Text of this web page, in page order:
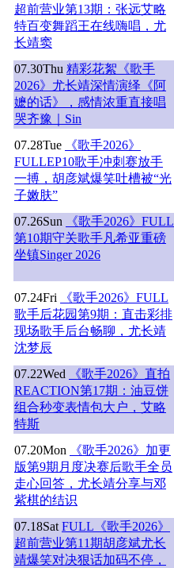
超前营业第13期：张远艾略
特百变舞蹈王在线嗨唱，尤
长靖窦
07.30Thu 精彩花絮《歌手
2026》尤长靖深情演绎《阿
嬷的话》，感情浓重直接唱
哭齐豫｜Sin
07.28Tue
《歌手2026》
FULLEP10歌手冲刺赛放手
一搏，胡彦斌爆笑吐槽被“光
子嫩肤”
07.26Sun
《歌手2026》FULL
第10期守关歌手凡希亚重磅
坐镇Singer 2026
07.24Fri
《歌手2026》FULL
歌手后花园第9期：直击彩排
现场歌手后台畅聊，尤长靖
沈梦辰
07.22Wed
《歌手2026》直拍
REACTION第17期：油豆饼
组合秒变表情包大户，艾略
特斯
07.20Mon
《歌手2026》加更
版第9期月度决赛后歌手全员
走心回答，尤长靖分享与邓
紫棋的结识
07.18Sat FULL《歌手2026》
超前营业第11期胡彦斌尤长
靖爆笑对决狠话加码不停，